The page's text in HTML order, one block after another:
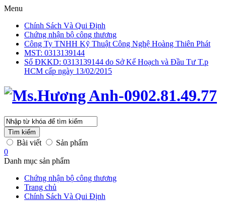
Menu
Chính Sách Và Qui Định
Chứng nhận bộ công thương
Công Ty TNHH Kỹ Thuật Công Nghệ Hoàng Thiên Phát
MST: 0313139144
Số ĐKKD: 0313139144 do Sở Kế Hoạch và Đầu Tư T.p
HCM cấp ngày 13/02/2015
Tìm kiếm
Bài viết
Sản phẩm
0
Danh mục sản phẩm
Chứng nhận bộ công thương
Trang chủ
Chính Sách Và Qui Định